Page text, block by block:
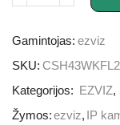
Gamintojas: ezviz
SKU:
Kategorijos:
EZVIZ,
Žymos:ezviz, IP